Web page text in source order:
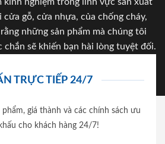
kinh nghiệm trong lĩnh vực sản xuất
gỗ, cửa nhựa, của chống cháy,
những sản phẩm mà chúng tôi
chắn sẽ khiến bạn hài lòng tuyệt đối.
TRỰC TIẾP 24/7
giá thành và các chính sách ưu
cho khách hàng 24/7!